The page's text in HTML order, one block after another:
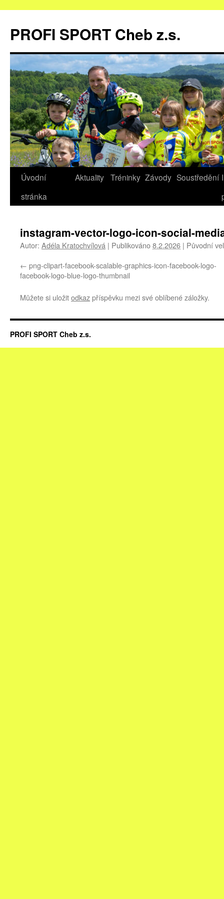
obsahu
webu
PROFI SPORT Cheb z.s.
Úvodní
stránka
Aktuality Tréninky Závody Soustředění
instagram-vector-logo-icon-social-
Autor: Adéla Kratochvílová | Publikováno8.2.2026 | Původní
png-clipart-facebook-scalable-graphics-icon-facebook-logo-
facebook-logo-blue-logo-thumbnail
Můžete si uložitodkazpříspěvku mezi své oblíbené záložky.
PROFI SPORT Cheb z.s.